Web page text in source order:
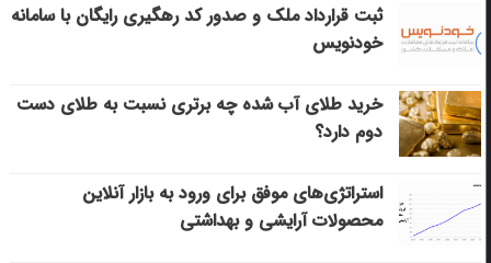
ثبت قرارداد ملک و صدور کد رهگیری رایگان با سامانه
خودنویس
خرید طلای آب شده چه برتری نسبت به طلای دست
دوم دارد؟
استراتژی‌های موفق برای ورود به بازار آنلاین
محصولات آرایشی و بهداشتی